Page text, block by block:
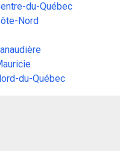
du-Québec
Nord
du-Québec